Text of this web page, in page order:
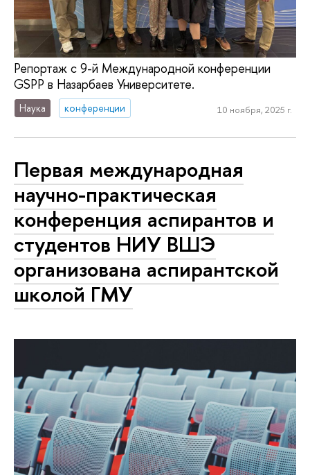
Репортаж с 9-й Международной конференции
GSPP в Назарбаев Университете.
Наука конференции 10 ноября, 2025 г.
Первая международная
научно-практическая
конференция аспирантов и
студентов НИУ ВШЭ
организована аспирантской
школой ГМУ